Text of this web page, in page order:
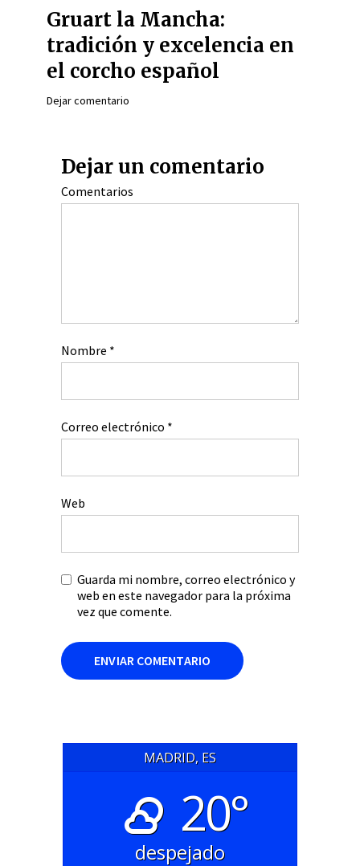
Gruart la Mancha:
tradición y excelencia en
el corcho español
Dejar comentario
Dejar un comentario
Comentarios
Nombre *
Correo electrónico *
Web
Guarda mi nombre, correo electrónico y
web en este navegador para la próxima
vez que comente.
MADRID, ES
20°
despejado